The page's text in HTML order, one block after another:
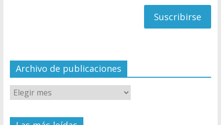
el
Archivo de publicaciones